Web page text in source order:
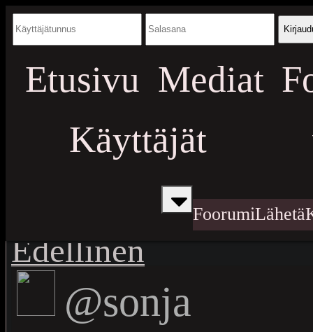
Etusivu Mediat
Käyttäjät
FoorumiLähetä
Edellinen
@sonja